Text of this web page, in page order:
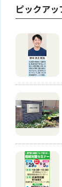
ピックアッ